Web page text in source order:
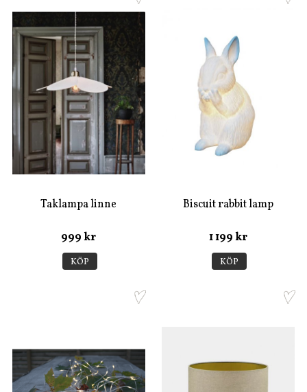
Taklampa linne
999 kr
KÖP
Biscuit rabbit lamp
1 199 kr
KÖP